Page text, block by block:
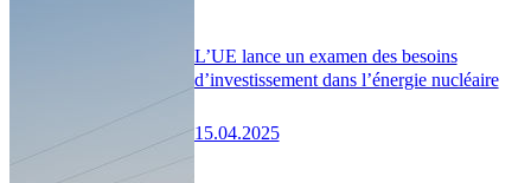
L’UE lance un examen des besoins
d’investissement dans l’énergie nucléaire
15.04.2025